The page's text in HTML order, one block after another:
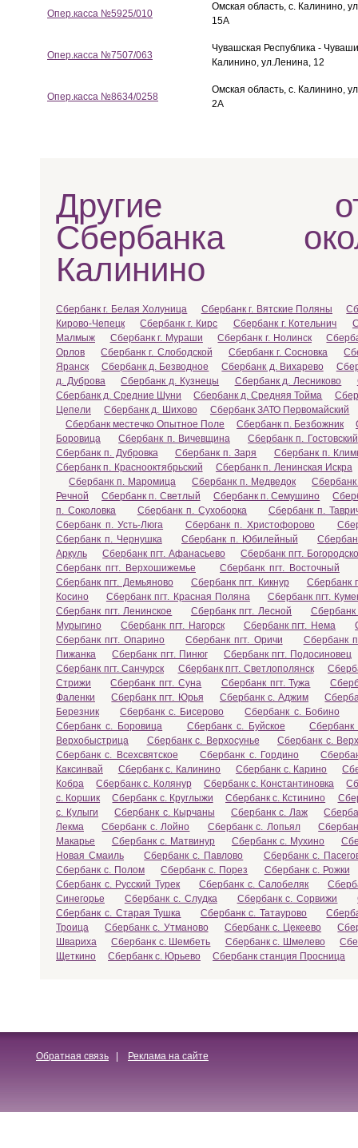
Опер.касса №5925/010
Омская область, с. Калинино,
15А
Опер.касса №7507/063
Чувашская Республика -
Калинино, ул.Ленина, 12
Опер.касса №8634/0258
Омская область, с. Калинино,
2А
Другие
Сбербанка
Калинино
Сбербанк г. Белая Холуница Сбербанк г. Вятские Поляны
Кирово-Чепецк
Сбербанк г. Кирс Сбербанк г. Котельнич
Малмыж
Сбербанк г. Мураши Сбербанк г. Нолинск
Орлов
Сбербанк г. Слободской Сбербанк г. Сосновка
Яранск
Сбербанк д. Безводное Сбербанк д. Вихарево
д. Дуброва
Сбербанк д. Кузнецы Сбербанк д. Лесниково
Сбербанк д. Средние Шуни
Сбербанк д. Средняя Тойма
Цепели
Сбербанк д. Шихово
Сбербанк ЗАТО Первомайский
Сбербанк местечко Опытное Поле
Сбербанк п. Безбожник
Боровица
Сбербанк п. Вичевщина
Сбербанк п. Гостовский
Сбербанк п. Дубровка
Сбербанк п. Заря
Сбербанк п.
Сбербанк п. Краснооктябрьский
Сбербанк п. Ленинская Искра
Сбербанк п. Маромица
Сбербанк п. Медведок
Речной
Сбербанк п. Светлый Сбербанк п. Семушино
п. Соколовка
Сбербанк п. Сухоборка
Сбербанк п.
Сбербанк п. Усть-Люга
Сбербанк п. Христофорово
Сбербанк п. Чернушка
Сбербанк п. Юбилейный
Аркуль
Сбербанк пгт. Афанасьево
Сбербанк пгт.
Сбербанк пгт. Верхошижемье
Сбербанк пгт. Восточный
Сбербанк пгт. Демьяново
Сбербанк пгт. Кикнур
Сбербанк
Косино
Сбербанк пгт. Красная Поляна
Сбербанк пгт.
Сбербанк пгт. Ленинское
Сбербанк пгт. Лесной
Мурыгино
Сбербанк пгт. Нагорск Сбербанк пгт. Нема
Сбербанк пгт. Опарино
Сбербанк пгт. Оричи
Сбербанк
Пижанка
Сбербанк пгт. Пинюг
Сбербанк пгт. Подосиновец
Сбербанк пгт. Санчурск
Сбербанк пгт. Светлополянск
Стрижи
Сбербанк пгт. Суна Сбербанк пгт. Тужа
Фаленки
Сбербанк пгт. Юрья Сбербанк с. Аджим
Березник
Сбербанк с. Бисерово
Сбербанк с. Бобино
Сбербанк с. Боровица
Сбербанк с. Буйское
Верхобыстрица
Сбербанк с. Верхосунье
Сбербанк с.
Сбербанк с. Всехсвятское
Сбербанк с. Гордино
Каксинвай
Сбербанк с. Калинино Сбербанк с. Карино
Кобра
Сбербанк с. Колянур Сбербанк с. Константиновка
с. Коршик
Сбербанк с. Круглыжи Сбербанк с. Кстинино
с. Кулыги
Сбербанк с. Кырчаны Сбербанк с. Лаж
Лекма
Сбербанк с. Лойно Сбербанк с. Лопьял
Макарье
Сбербанк с. Матвинур Сбербанк с. Мухино
Новая Смаиль
Сбербанк с. Павлово
Сбербанк с.
Сбербанк с. Полом
Сбербанк с. Порез
Сбербанк с. Рожки
Сбербанк с. Русский Турек
Сбербанк с. Салобеляк
Синегорье
Сбербанк с. Слудка Сбербанк с. Сорвижи
Сбербанк с. Старая Тушка
Сбербанк с. Татаурово
Троица
Сбербанк с. Утманово Сбербанк с. Цекеево
Швариха
Сбербанк с. Шембеть Сбербанк с. Шмелево
Щеткино
Сбербанк с. Юрьево Сбербанк станция Просница
Обратная связь Реклама на сайте